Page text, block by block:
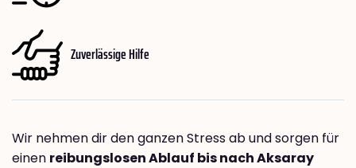
Zuverlässige Hilfe
Wir nehmen dir den ganzen Stress ab und sorgen für
einen reibungslosen Ablauf bis nach Aksaray